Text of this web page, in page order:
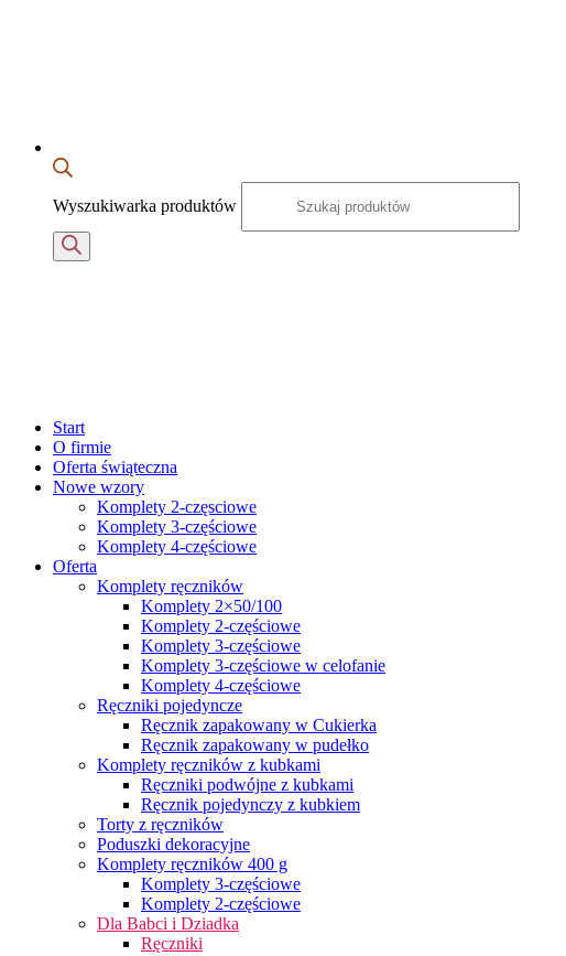
Wyszukiwarka produktów
Start
O firmie
Oferta świąteczna
Nowe wzory
Komplety 2-częsciowe
Komplety 3-częściowe
Komplety 4-częściowe
Oferta
Komplety ręczników
Komplety 2×50/100
Komplety 2-częściowe
Komplety 3-częściowe
Komplety 3-częściowe w celofanie
Komplety 4-częściowe
Ręczniki pojedyncze
Ręcznik zapakowany w Cukierka
Ręcznik zapakowany w pudełko
Komplety ręczników z kubkami
Ręczniki podwójne z kubkami
Ręcznik pojedynczy z kubkiem
Torty z ręczników
Poduszki dekoracyjne
Komplety ręczników 400 g
Komplety 3-częściowe
Komplety 2-częściowe
Dla Babci i Dziadka
Ręczniki